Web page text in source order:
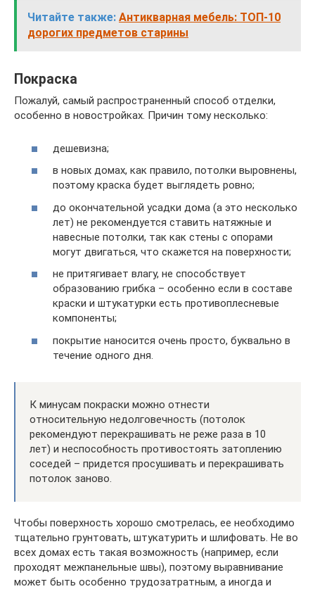
Читайте также: Антикварная мебель: ТОП-10
дорогих предметов старины
Покраска
Пожалуй, самый распространенный способ отделки,
особенно в новостройках. Причин тому несколько:
дешевизна;
в новых домах, как правило, потолки выровнены,
поэтому краска будет выглядеть ровно;
до окончательной усадки дома (а это несколько
лет) не рекомендуется ставить натяжные и
навесные потолки, так как стены с опорами
могут двигаться, что скажется на поверхности;
не притягивает влагу, не способствует
образованию грибка – особенно если в составе
краски и штукатурки есть противоплесневые
компоненты;
покрытие наносится очень просто, буквально в
течение одного дня.
К минусам покраски можно отнести
относительную недолговечность (потолок
рекомендуют перекрашивать не реже раза в 10
лет) и неспособность противостоять затоплению
соседей – придется просушивать и перекрашивать
потолок заново.
Чтобы поверхность хорошо смотрелась, ее необходимо
тщательно грунтовать, штукатурить и шлифовать. Не во
всех домах есть такая возможность (например, если
проходят межпанельные швы), поэтому выравнивание
может быть особенно трудозатратным, а иногда и